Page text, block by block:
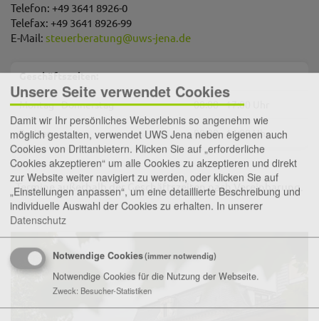
Telefon: +49 3641 8926-0
Telefax: +49 3641 8926-99
E-Mail: steuerberatung@uws-jena.de
Geschäftszeiten:
Montag - Donnerstag 08:00 - 17:00 Uhr
Freitag 08:00 - 14:00 Uhr
Termine außerhalb der Geschäftszeiten nach Vereinbarung.
Unsere Seite verwendet Cookies
Damit wir Ihr persönliches Weberlebnis so angenehm wie
möglich gestalten, verwendet UWS Jena neben eigenen auch
Cookies von Drittanbietern. Klicken Sie auf „erforderliche
Cookies akzeptieren“ um alle Cookies zu akzeptieren und direkt
zur Website weiter navigiert zu werden, oder klicken Sie auf
„Einstellungen anpassen“, um eine detaillierte Beschreibung und
individuelle Auswahl der Cookies zu erhalten. In unserer
Datenschutz
Notwendige Cookies(immer notwendig)
Notwendige Cookies für die Nutzung der Webseite.
Zweck: Besucher-Statistiken